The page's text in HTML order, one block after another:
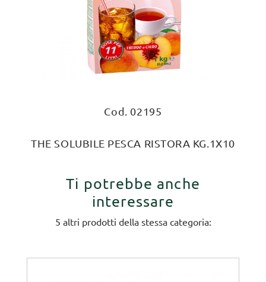
Cod. 02195
THE SOLUBILE PESCA RISTORA KG.1X10
Ti potrebbe anche
interessare
5 altri prodotti della stessa categoria: